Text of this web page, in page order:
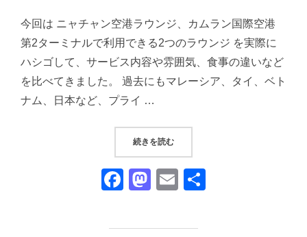
日:
今回は ニャチャン空港ラウンジ、カムラン国際空港
第2ターミナルで利用できる2つのラウンジ を実際に
ハシゴして、サービス内容や雰囲気、食事の違いなど
を比べてきました。 過去にもマレーシア、タイ、ベト
ナム、日本など、プライ …
続きを読む“ニャチャン国際空港ラウンジ比較
F
c
M
st
E
ail